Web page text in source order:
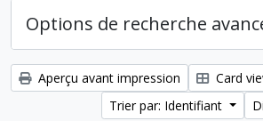
Options de recherche
Aperçu avant impression Card
Trier par: Identifiant